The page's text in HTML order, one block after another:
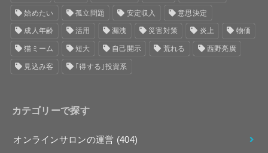
始めたい 孤立問題 安定収入 意思決定
成人年齢 活用 漏洩 災害対策 炎上 物価
猫ミーム 短大 自己開示 荒れる 西野亮廣
見込み客 ｢得する｣投資系
カテゴリーで探す
オンラインサロンの運営 (404)